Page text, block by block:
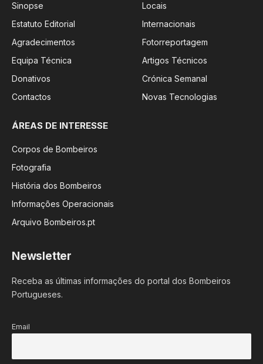
Sinopse
Estatuto Editorial
Agradecimentos
Equipa Técnica
Donativos
Contactos
Locais
Internacionais
Fotorreportagem
Artigos Técnicos
Crónica Semanal
Novas Tecnologias
ÁREAS DE INTERESSE
Corpos de Bombeiros
Fotografia
História dos Bombeiros
Informações Operacionais
Arquivo Bombeiros.pt
Newsletter
Receba as últimas informações do portal dos Bombeiros
Portugueses.
Email